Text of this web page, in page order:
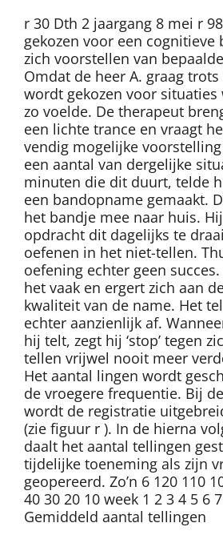
r 30 Dth 2 jaargang 8 mei r
gekozen voor een cognitieve
zich voorstellen van
Omdat de heer A. graag
wordt gekozen voor situaties
zo voelde. De therapeut
een lichte trance en vraagt
vendig mogelijke
een aantal van dergelijke
minuten die dit duurt, telde
een bandopname gemaakt.
het bandje mee naar huis.
opdracht dit dagelijks te
oefenen in het niet-tellen.
oefening echter geen
het vaak en ergert zich aan
kwaliteit van de name. Het
echter aanzienlijk af.
hij telt, zegt hij ‘stop’ tegen
tellen vrijwel nooit meer
Het aantal lingen wordt
de vroegere frequentie. Bij
wordt de registratie
(zie figuur r ). In de hierna
daalt het aantal tellingen
tijdelijke toeneming als zijn
geopereerd. Zo’n 6 120 110
40 30 20 10 week 1 2 3 4 5 6
Gemiddeld aantal tellingen